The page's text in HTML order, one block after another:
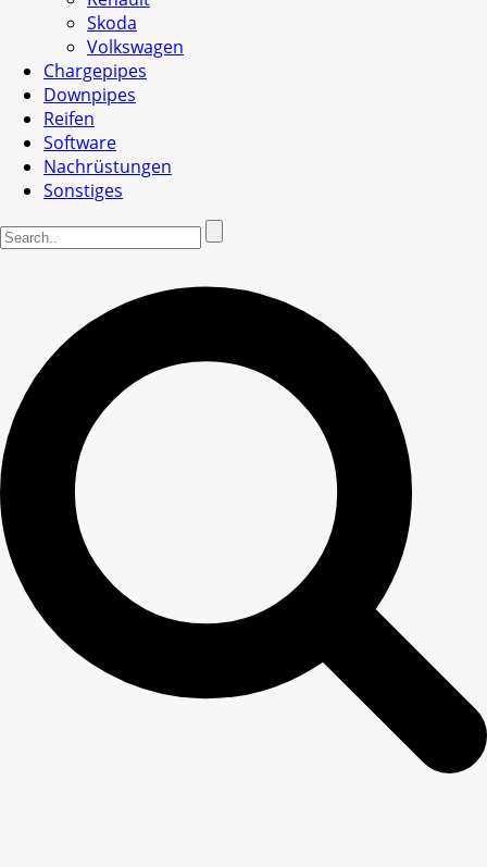
Skoda
Volkswagen
Chargepipes
Downpipes
Reifen
Software
Nachrüstungen
Sonstiges